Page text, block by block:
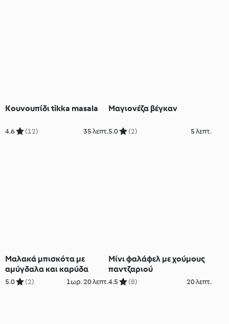
Κουνουπίδι tikka masala
4.6 (12) 35 λεπτ.
Μαγιονέζα βέγκαν
5.0 (2) 5 λεπτ.
Μαλακά μπισκότα με
αμύγδαλα και καρύδα
5.0 (2) 1ωρ. 20 λεπτ.
Μίνι φαλάφελ με χούμους
παντζαριού
4.5 (8) 20 λεπτ.